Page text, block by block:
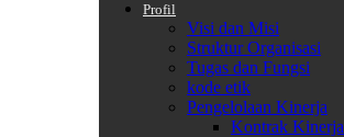
Profil
Visi dan Misi
Struktur Organisasi
Tugas dan Fungsi
kode etik
Pengelolaan Kinerja
Kontrak Kinerja